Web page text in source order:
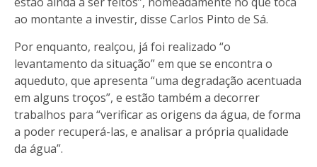
ao montante a investir, disse Carlos Pinto de Sá.
Por enquanto, realçou, já foi realizado “o
levantamento da situação” em que se encontra o
aqueduto, que apresenta “uma degradação acentuada
em alguns troços”, e estão também a decorrer
trabalhos para “verificar as origens da água, de forma
a poder recuperá-las, e analisar a própria qualidade
da água”.